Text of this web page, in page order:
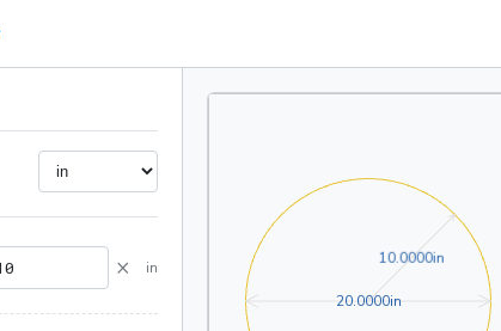
× in
10.0000in10.0000in
20.0000in20.0000in